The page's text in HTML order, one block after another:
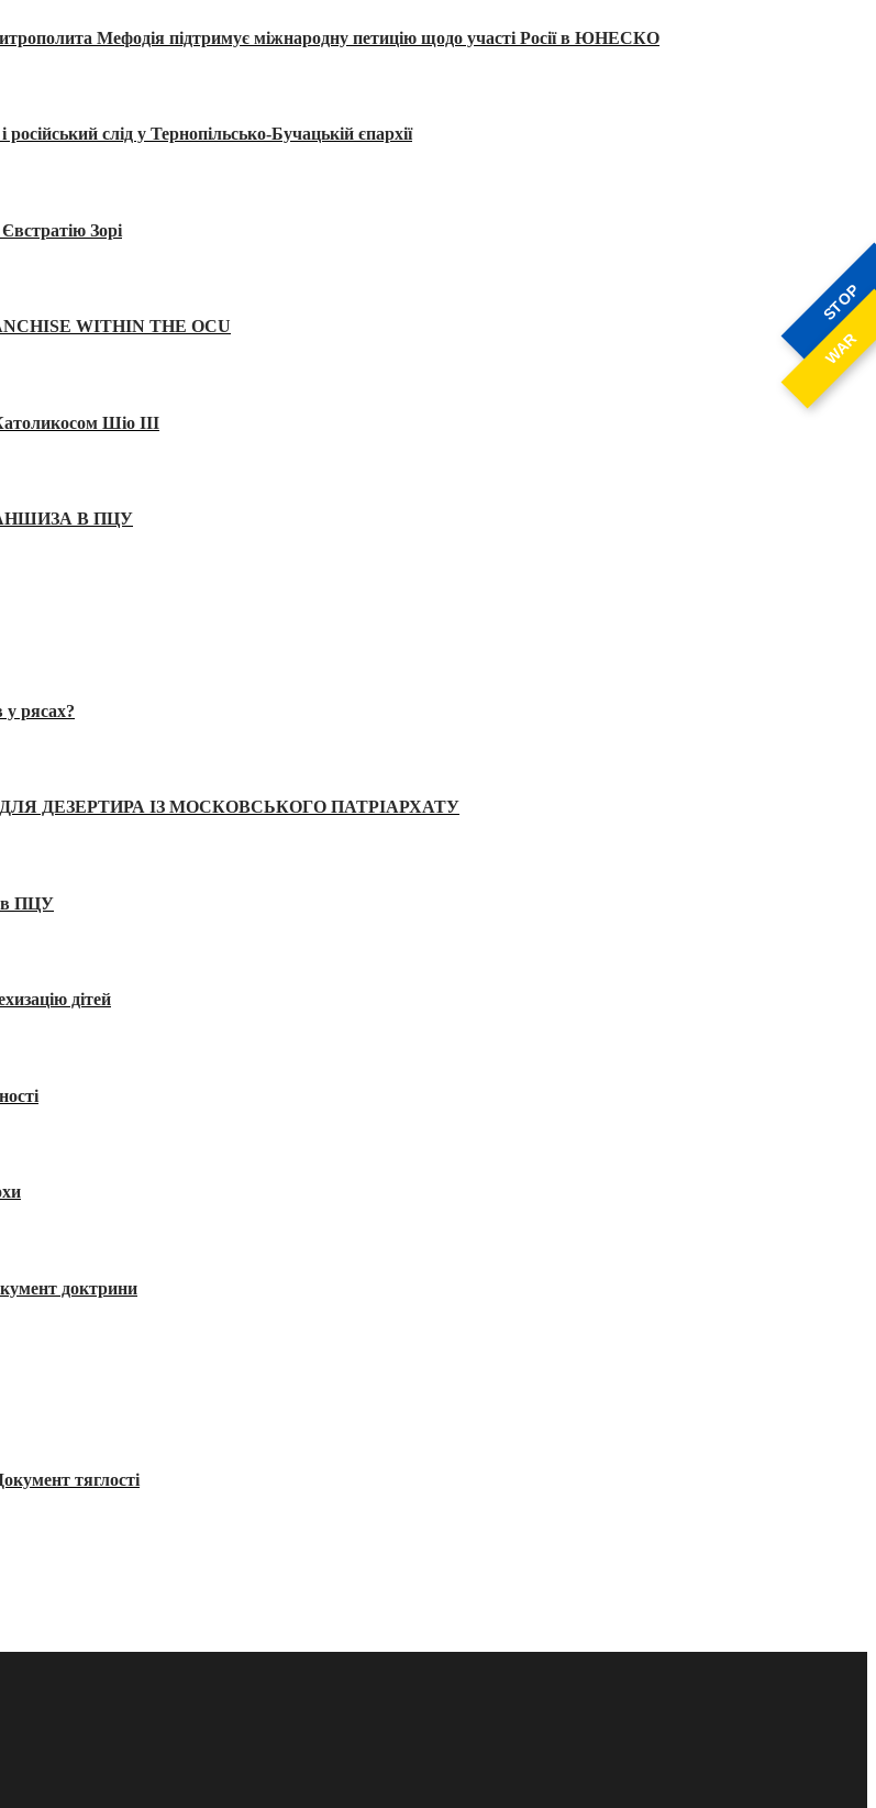
STOP
WAR
Мефодія підтримує міжнародну петицію щодо участі Росії в ЮНЕСКО
слід у Тернопільсько-Бучацькій єпархії
Зорі
WITHIN THE OCU
Шіо III
В ПЦУ
рясах?
ДЕЗЕРТИРА ІЗ МОСКОВСЬКОГО ПАТРІАРХАТУ
в ПЦУ
дітей
доктрини
тяглості